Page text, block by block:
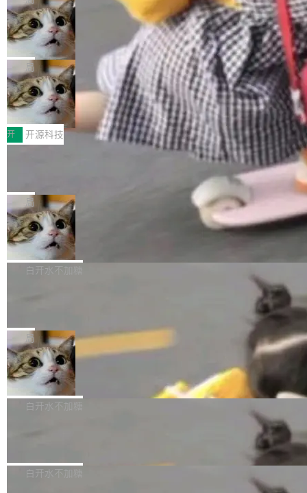
现实 过去两年，CIO们的焦虑清单上多了两项：
一是如何让大模型和智能体应用安全地从PoC走
向生产，二是如何让测试团队跟得上AI应用...
设置，如果用布尔值 + 可空字段来表示——bool
ean 表示是否可切换，nullable 的默认模式、浅
色方案、深色方案——会产生大量无意义的组
合。方案缺了、配置冲突了、全 null 了。要知道
哪些组合有效，作者说，你得靠"文档、校验、或
者部落知识"。 换个写法。Rust 的 enum，两个
变体：Switchable...
个"AI 知识库 + 聊天机器人"——每个大厂都在
做，没什么新鲜的。 但 Kenton Varda 在 Twitte
r 上把事情说清楚了： 今天我们发布了 Cloudfla
re OS，一个带连接器的聊天机器人，跟其他所
有科技公司做的一样。只不过，实际上它不一
样。这是 Sandstorm.io 的重制版，我十年前的
那个创业公司。不同的是，这次它构建在 Cloudf
lare Workers 上——我花了九年时间搭建的平台
——并且深度集成了 AI。这基本上是我十年秘密
Deno 团队开源 Celld，可自托管的分
布式 Durable Objects
Ryan Dahl 领导的 Deno 团队推出了最新开源项
目 Celld，一个能在自己机器上运行 Cloudflare
Workers 和 Durable Objects 的守护进程。 设
计思路很直接：每个对象是一个独立的 SQLite
数据库，按名称寻址，复制到你自己的 S3 兼容
存储库里。节点之间只通过这个存储库协调——
没有控制平面，没有共识协议。每个对象自带一
个小型数据库，应用天然按分片构建，单个数据
库的竞争和爆炸半径问题在设计层面就被消除
了。 闲置的 cell 会休眠到几乎不占资源。当 cel
l 迁移或唤醒时，新宿主从 S3 恢复 SQLite 数据
库继续执行。存储库是持久化的唯一真相...
局
鲁大师7月新机性能/流畅/AI榜：vivo夺
性能、流畅双第一，三星Galaxy Z系列
新折叠缺席
2026年7月的手机市场，由于存储等硬件成本暴
增，手机厂商的日子也不好过啊，新机速度明显
放缓，因此硝烟味淡了许多。新机参数规格除开
高价的三星折叠（三星Galaxy Z Fold8 Ultra / Z
Fold8 / Z Flip8）外，其余要么是中低端机器，
例如iQOO Z11i、REDMI Note 17、REDMI No
te 17 Pro、OPPO K15，要么是vivo X300 E这
样的次旗舰。 Galaxy Z Fold8 Ultra / Z Fold8 /
Z Flip8三款折叠屏新机均在7月22日发布，且全
部搭载骁龙8 Elite Gen5 for Galaxy，它们本该
开 开源科技
Zed 编辑器团队发布了新项目——DeltaDB，一
个在 git commit 之间记录每一次编辑操作的版
本控制系统。目前处于 Early Access 阶段。 De
ltaDB 的核心思路直接写在 landing page 最显
眼的位置：「Software is made between com
mits」——软件是在 commit 之间写出来的。git
是把这段空隙补上。 回退到任何一次编辑：Delt
aDB 捕获 commit 之间的每一次操作，...
局
SpaceXAI 单季资本开支达 183 亿美元
根据风险投资人Tomer Tunguz 博客（VC 分
析）披露的最新分析与第二季度业绩报告，Spac
微软同期总资本开支的四成。 与亚马逊、Alpha
bet、微软以及 Meta 等传统科技巨头相比，Spa
ceXAI的资金消耗速度尤为引人瞩目。然而，支
撑庞大支出的资金来源却呈现出截然不同的面
貌。数据显示，微软和 Meta 主要依托充沛的经
白开水不加糖
一个在终端里运行的编程 agent；Muse Spark
1.2，驱动这个 agent 的新模型。一句话概括：
你可以用 curl -fsSL https://dev.meta.ai/install.
sh | bash 安装一个能在大项目里自动规划、写
代码、验证结果的 AI 终端工具。 据介绍，Muse
个主 agent 循环，外加一组后台 agent。这些后
局
美团开源 LoHoSearch，用知识图谱校
准 AI 能力认知
机器出题的前提，是让机器拥有全局视野。整个
构建流程可以分为四个环节：建图 → 控制难度
白开水不加糖
库，并将作为transport接入Mooncake TENT。
白开水不加糖